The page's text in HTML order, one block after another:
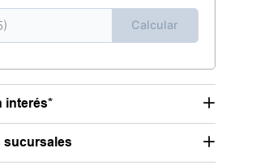
Calcular
interés*
sucursales